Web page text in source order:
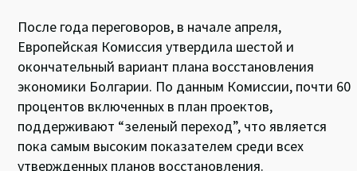
После года переговоров, в начале апреля,
Европейская Комиссия утвердила шестой и
окончательный вариант плана восстановления
экономики Болгарии. По данным Комиссии, почти 60
процентов включенных в план проектов,
поддерживают “зеленый переход”, что является
пока самым высоким показателем среди всех
утвержденных планов восстановления.